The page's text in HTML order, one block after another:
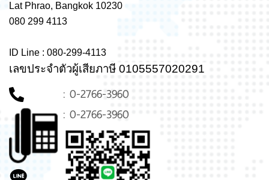
Lat Phrao, Bangkok 10230
080 299 4113
ID Line : 080-299-4113
เลขประจำตัวผู้เสียภาษี 0105557020291
: 0-2766-3960
: 0-2766-3960